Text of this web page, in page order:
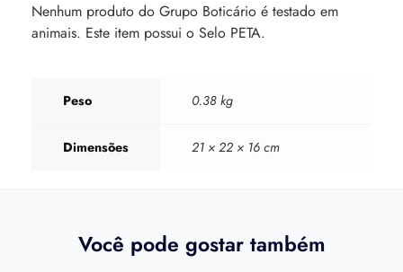
Nenhum produto do Grupo Boticário é testado em
animais. Este item possui o Selo PETA.
Peso 0.38 kg
Dimensões 21 × 22 × 16 cm
Você pode gostar também